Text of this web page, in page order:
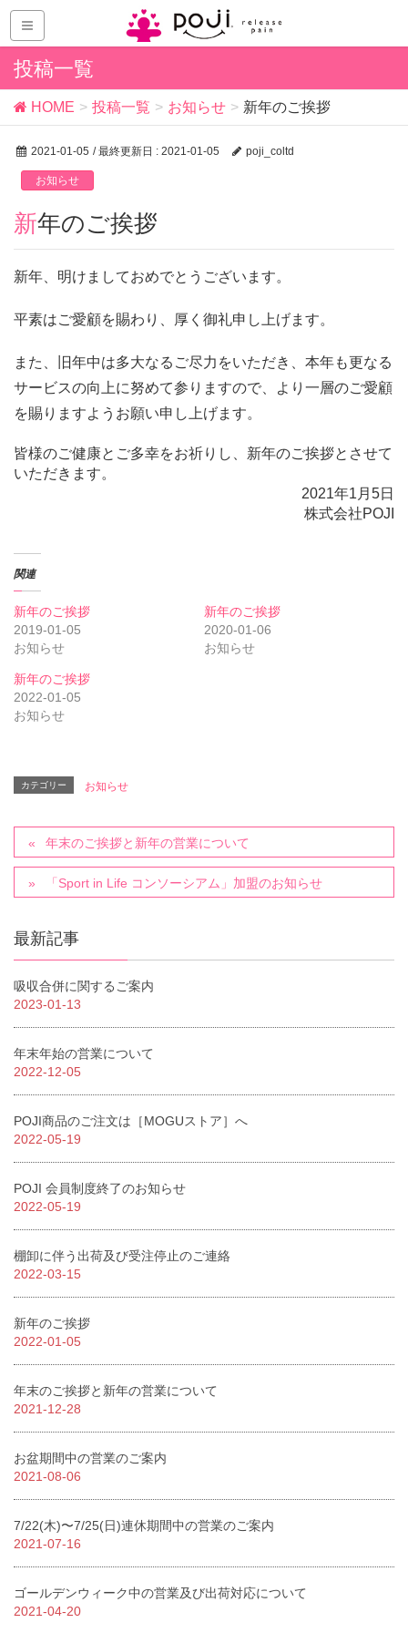
投稿一覧
HOME 投稿一覧 お知らせ 新年のご挨拶
2021-01-05 / 最終更新日 : 2021-01-05 poji_coltd
お知らせ
新年のご挨拶
新年、明けましておめでとうございます。
平素はご愛顧を賜わり、厚く御礼申し上げます。
また、旧年中は多大なるご尽力をいただき、本年も更なる
サービスの向上に努めて参りますので、より一層のご愛顧
を賜りますようお願い申し上げます。
皆様のご健康とご多幸をお祈りし、新年のご挨拶とさせて
いただきます。
2021年1月5日
株式会社POJI
関連
新年のご挨拶
2019-01-05
お知らせ
新年のご挨拶
2020-01-06
お知らせ
新年のご挨拶
2022-01-05
お知らせ
カテゴリー お知らせ
年末のご挨拶と新年の営業について
「Sport in Life コンソーシアム」加盟のお知らせ
最新記事
吸収合併に関するご案内
2023-01-13
年末年始の営業について
2022-12-05
POJI商品のご注文は［MOGUストア］へ
2022-05-19
POJI 会員制度終了のお知らせ
2022-05-19
棚卸に伴う出荷及び受注停止のご連絡
2022-03-15
新年のご挨拶
2022-01-05
年末のご挨拶と新年の営業について
2021-12-28
お盆期間中の営業のご案内
2021-08-06
7/22(木)〜7/25(日)連休期間中の営業のご案内
2021-07-16
ゴールデンウィーク中の営業及び出荷対応について
2021-04-20